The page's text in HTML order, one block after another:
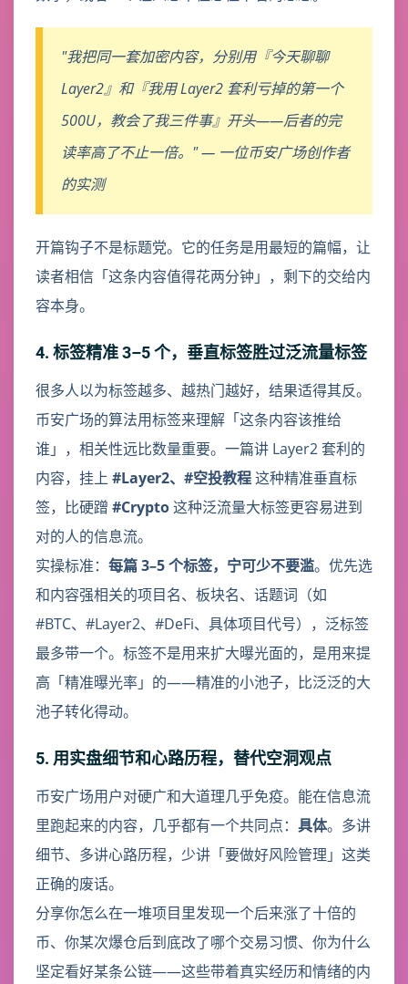
"我把同一套加密内容，分别用『今天聊聊
Layer2』和『我用 Layer2 套利亏掉的第一个
500U，教会了我三件事』开头——后者的完
读率高了不止一倍。" — 一位币安广场创作者
的实测
开篇钩子不是标题党。它的任务是用最短的篇幅，让
读者相信「这条内容值得花两分钟」，剩下的交给内
容本身。
4. 标签精准 3–5 个，垂直标签胜过泛流量标签
很多人以为标签越多、越热门越好，结果适得其反。
币安广场的算法用标签来理解「这条内容该推给
谁」，相关性远比数量重要。一篇讲 Layer2 套利的
内容，挂上 #Layer2、#空投教程这种精准垂直标
签，比硬蹭 #Crypto这种泛流量大标签更容易进到
对的人的信息流。
实操标准： 每篇 3–5 个标签，宁可少不要滥。优先选
和内容强相关的项目名、板块名、话题词（如
#BTC、#Layer2、#DeFi、具体项目代号），泛标签
最多带一个。标签不是用来扩大曝光面的，是用来提
高「精准曝光率」的——精准的小池子，比泛泛的大
池子转化得动。
5. 用实盘细节和心路历程，替代空洞观点
币安广场用户对硬广和大道理几乎免疫。能在信息流
里跑起来的内容，几乎都有一个共同点： 具体。多讲
细节、多讲心路历程，少讲「要做好风险管理」这类
正确的废话。
分享你怎么在一堆项目里发现一个后来涨了十倍的
币、你某次爆仓后到底改了哪个交易习惯、你为什么
坚定看好某条公链——这些带着真实经历和情绪的内